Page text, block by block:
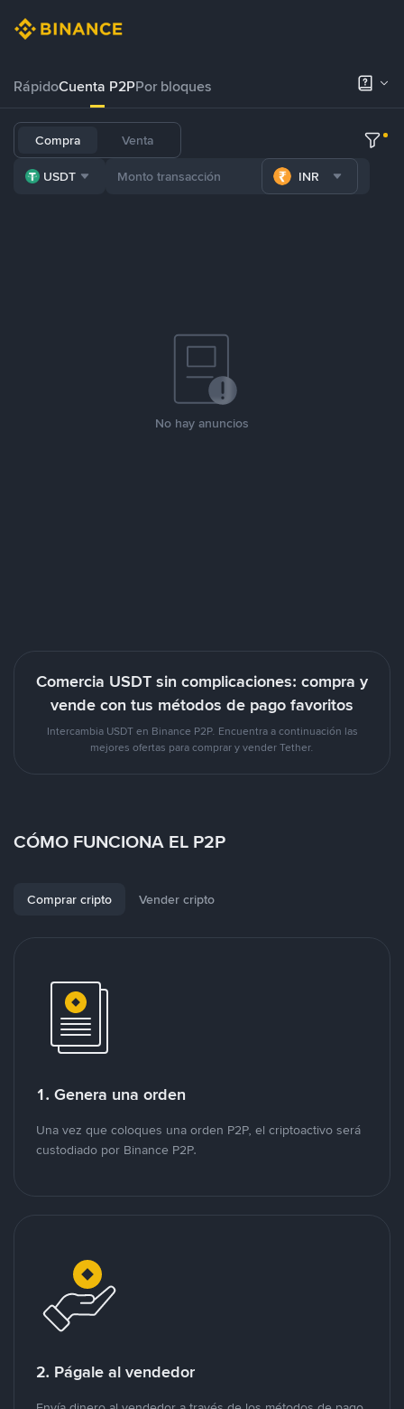
RápidoCuenta P2PPor bloques
Compra Venta
USDT INR
No hay anuncios
Comercia USDT sin complicaciones: compra y
vende con tus métodos de pago favoritos
Intercambia USDT en Binance P2P. Encuentra a continuación las
mejores ofertas para comprar y vender Tether.
CÓMO FUNCIONA EL P2P
Comprar cripto Vender cripto
1. Genera una orden
Una vez que coloques una orden P2P, el criptoactivo será
custodiado por Binance P2P.
2. Págale al vendedor